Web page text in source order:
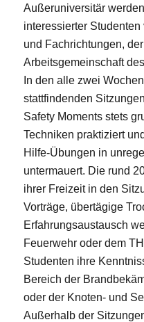
Außeruniversitär
interessierter
und Fachrichtungen,
Arbeitsgemeinschaft
In den alle zwei
stattfindenden
Safety Moments stets
Techniken praktiziert
Hilfe-Übungen in
untermauert. Die rund
ihrer Freizeit in den
Vorträge, übertägige
Erfahrungsaustausch
Feuerwehr oder dem
Studenten ihre
Bereich der
oder der Knoten- und
Außerhalb der